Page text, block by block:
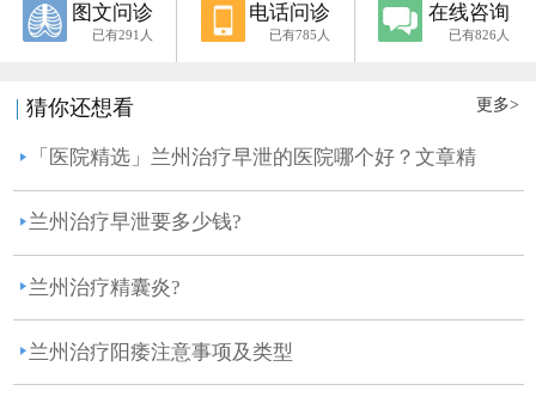
图文问诊
已有291人
电话问诊
已有785人
在线咨询
已有826人
猜你还想看 更多>
「医院精选」兰州治疗早泄的医院哪个好？文章精
选：兰...
兰州治疗早泄要多少钱?
兰州治疗精囊炎?
兰州治疗阳痿注意事项及类型